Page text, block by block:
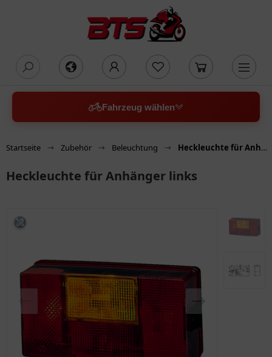
Fahrzeug wählen
Startseite Zubehör Beleuchtung Heckleuchte für Anhänger links
Heckleuchte für Anhänger links